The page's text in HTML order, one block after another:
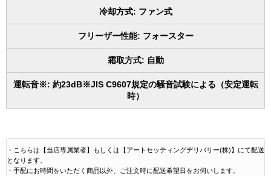
冷却方式: ファン式
フリーザー性能: フォースター
霜取方式: 自動
運転音※: 約23dB※JIS C9607規定の騒音試験による（安定運転
時）
・こちらは【当店専属業者】もしくは【アートセッティングデリバリー(株)】にて配送
となります。
・手配にお時間をいただく商品以外、ご注文時に配送希望日をお伺いします。